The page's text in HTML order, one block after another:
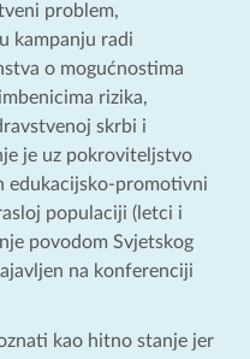
problem,
kampanju radi
o mogućnostima
rizika,
skrbi i
je uz pokroviteljstvo
edukacijsko-promotivni
populaciji (letci i
povodom Svjetskog
na konferenciji
kao hitno stanje jer